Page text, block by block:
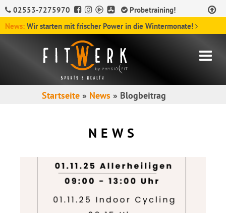
02553-7275970
Probetraining!
News: Wir starten mit frischer Power in die Wintermonate!
Startseite » News » Blogbeitrag
NEWS